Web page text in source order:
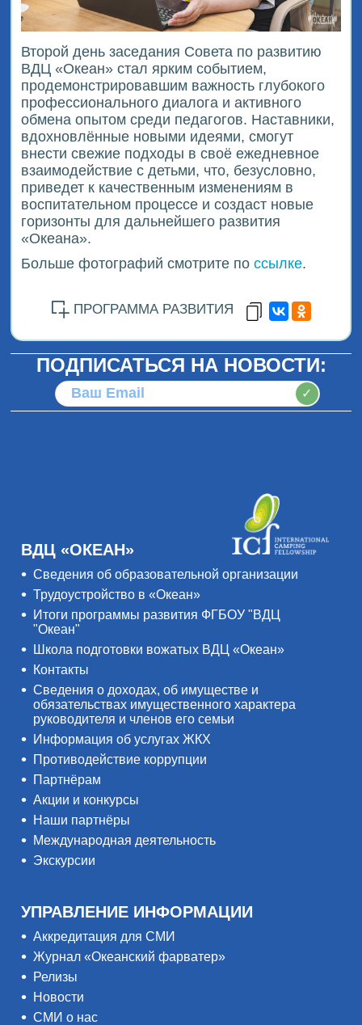
Второй день заседания Совета по развитию
ВДЦ «Океан» стал ярким событием,
продемонстрировавшим важность глубокого
профессионального диалога и активного
обмена опытом среди педагогов. Наставники,
вдохновлённые новыми идеями, смогут
внести свежие подходы в своё ежедневное
взаимодействие с детьми, что, безусловно,
приведет к качественным изменениям в
воспитательном процессе и создаст новые
горизонты для дальнейшего развития
«Океана».
Больше фотографий смотрите поссылке.
ПРОГРАММА РАЗВИТИЯ
ПОДПИСАТЬСЯ НА НОВОСТИ:
✓
ВДЦ «ОКЕАН»
Сведения об образовательной организации
Трудоустройство в «Океан»
Итоги программы развития ФГБОУ "ВДЦ
"Океан"
Школа подготовки вожатых ВДЦ «Океан»
Контакты
Сведения о доходах, об имуществе и
обязательствах имущественного характера
руководителя и членов его семьи
Информация об услугах ЖКХ
Противодействие коррупции
Партнёрам
Акции и конкурсы
Наши партнёры
Международная деятельность
Экскурсии
УПРАВЛЕНИЕ ИНФОРМАЦИИ
Аккредитация для СМИ
Журнал «Океанский фарватер»
Релизы
Новости
СМИ о нас